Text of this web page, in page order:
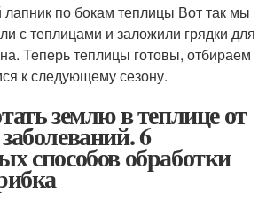
по бокам теплицы Вот так мы
с теплицами и заложили грядки для
Теперь теплицы готовы, отбираем
к следующему сезону.
землю в теплице от
6
способов обработки